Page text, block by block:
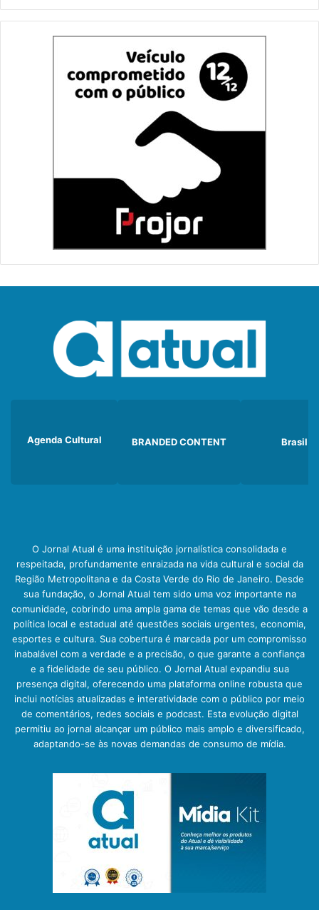
Agenda Cultural BRANDED CONTENT Brasil
O Jornal Atual é uma instituição jornalística consolidada e
respeitada, profundamente enraizada na vida cultural e social da
Região Metropolitana e da Costa Verde do Rio de Janeiro. Desde
sua fundação, o Jornal Atual tem sido uma voz importante na
comunidade, cobrindo uma ampla gama de temas que vão desde a
política local e estadual até questões sociais urgentes, economia,
esportes e cultura. Sua cobertura é marcada por um compromisso
inabalável com a verdade e a precisão, o que garante a confiança
e a fidelidade de seu público. O Jornal Atual expandiu sua
presença digital, oferecendo uma plataforma online robusta que
inclui notícias atualizadas e interatividade com o público por meio
de comentários, redes sociais e podcast. Esta evolução digital
permitiu ao jornal alcançar um público mais amplo e diversificado,
adaptando-se às novas demandas de consumo de mídia.